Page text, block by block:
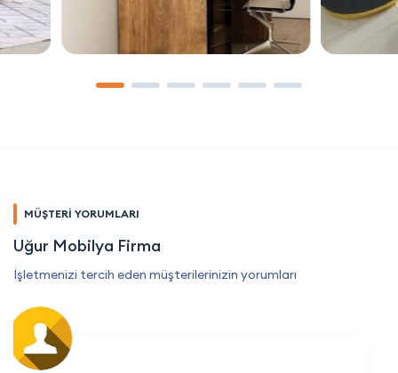
MÜŞTERİ YORUMLARI
Uğur Mobilya Firma
İşletmenizi tercih eden müşterilerinizin yorumları